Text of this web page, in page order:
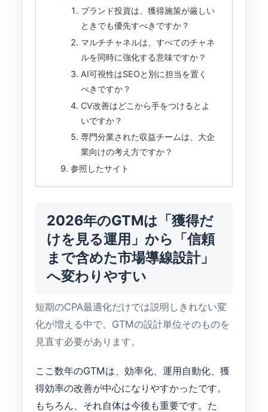
ブランド投資は、獲得施策が厳しい
ときでも優先すべきですか？
マルチチャネルは、すべてのチャネ
ルを同時に強化する意味ですか？
AI可視性はSEOと別に担当を置く
べきですか？
CV改善はどこから手をつけるとよ
いですか？
専門分業された収益チームは、大企
業向けの考え方ですか？
参照したサイト
2026年のGTMは「獲得だ
けを見る運用」から「信頼
まで含めた市場導線設計」
へ変わりやすい
短期のCPA最適化だけでは説明しきれない変
化が増える中で、GTMの設計単位そのものを
見直す必要があります。
ここ数年のGTMは、効率化、運用自動化、獲
得効率の改善が中心になりやすかったです。
もちろん、それ自体は今後も重要です。た